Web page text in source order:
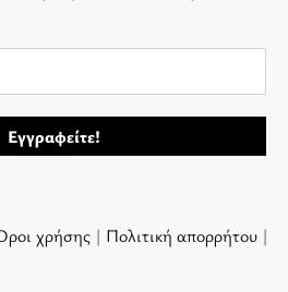
χρήσης| Πολιτική απορρήτου|